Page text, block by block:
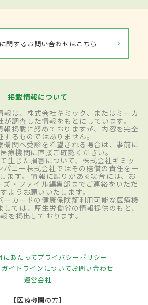
関するお問い合わせはこちら
掲載情報について
報は、株式会社ギミック、またはミーカ
が調査した情報をもとにしています。
報掲載に努めておりますが、内容を完全
するものではありません。
機関へ受診を希望される場合は、事前に
療機関に直接ご確認ください。
生じた損害について、株式会社ギミッ
パニー株式会社ではその賠償の責任を一
ます。 情報に誤りがある場合には、お
ズ・ファイル編集部までご連絡をいただ
ようお願いいたします。
ーカードの健康保険証利用可能な医療機
ては、厚生労働省の情報提供のもと、
を掲出しております。
にあたってプライバシーポリシー
イドラインについてお問い合わせ
運営会社
【医療機関の方】